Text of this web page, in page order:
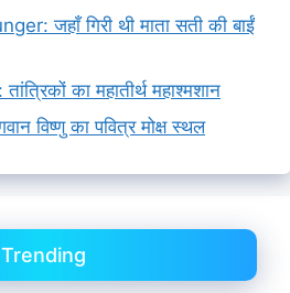
जहाँ गिरी थी माता सती की बाईं
का महातीर्थ महाश्मशान
विष्णु का पवित्र मोक्ष स्थल
Trending